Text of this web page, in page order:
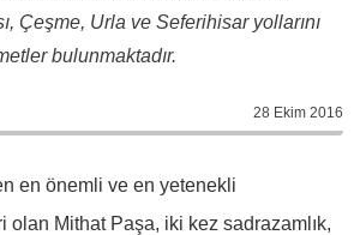
Çeşme, Urla ve Seferihisar yollarını
bulunmaktadır.
28 Ekim 2016
en önemli ve en yetenekli
olan Mithat Paşa, iki kez sadrazamlık,